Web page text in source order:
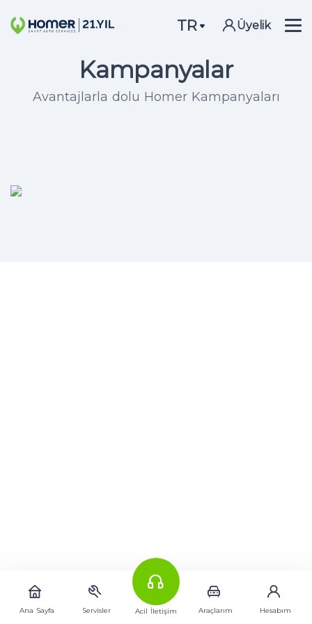
TR Üyelik
Kampanyalar
Avantajlarla dolu Homer Kampanyaları
Ana Sayfa Servisler Acil İletişim Araçlarım Hesabım